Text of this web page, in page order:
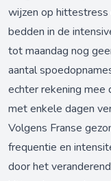
wijzen op hittestress
bedden in de
tot maandag nog
aantal
echter rekening mee
met enkele dagen
Volgens Franse
frequentie en
door het